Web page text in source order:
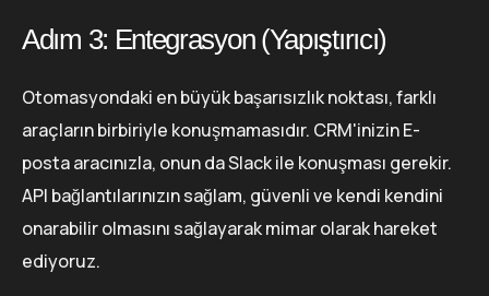
Adım 3: Entegrasyon (Yapıştırıcı)
Otomasyondaki en büyük başarısızlık noktası, farklı
araçların birbiriyle konuşmamasıdır. CRM'inizin E-
posta aracınızla, onun da Slack ile konuşması gerekir.
API bağlantılarınızın sağlam, güvenli ve kendi kendini
onarabilir olmasını sağlayarak mimar olarak hareket
ediyoruz.